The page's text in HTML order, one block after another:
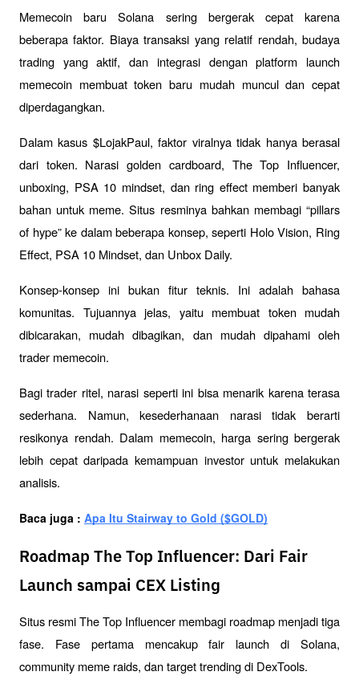
Memecoin baru Solana sering bergerak cepat karena
beberapa faktor. Biaya transaksi yang relatif rendah, budaya
trading yang aktif, dan integrasi dengan platform launch
memecoin membuat token baru mudah muncul dan cepat
diperdagangkan.
Dalam kasus $LojakPaul, faktor viralnya tidak hanya berasal
dari token. Narasi golden cardboard, The Top Influencer,
unboxing, PSA 10 mindset, dan ring effect memberi banyak
bahan untuk meme. Situs resminya bahkan membagi “pillars
of hype” ke dalam beberapa konsep, seperti Holo Vision, Ring
Effect, PSA 10 Mindset, dan Unbox Daily.
Konsep-konsep ini bukan fitur teknis. Ini adalah bahasa
komunitas. Tujuannya jelas, yaitu membuat token mudah
dibicarakan, mudah dibagikan, dan mudah dipahami oleh
trader memecoin.
Bagi trader ritel, narasi seperti ini bisa menarik karena terasa
sederhana. Namun, kesederhanaan narasi tidak berarti
resikonya rendah. Dalam memecoin, harga sering bergerak
lebih cepat daripada kemampuan investor untuk melakukan
analisis.
Baca juga : Apa Itu Stairway to Gold ($GOLD)
Roadmap The Top Influencer: Dari Fair
Launch sampai CEX Listing
Situs resmi The Top Influencer membagi roadmap menjadi tiga
fase. Fase pertama mencakup fair launch di Solana,
community meme raids, dan target trending di DexTools.